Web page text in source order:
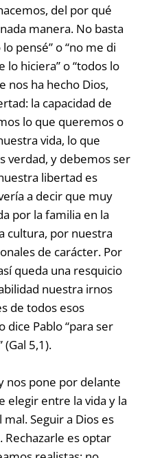
del por qué
manera. No basta
pensé” o “no me di
lo hiciera” o “todos lo
nos ha hecho Dios,
la capacidad de
lo que queremos o
vida, lo que
verdad, y debemos ser
libertad es
a decir que muy
por la familia en la
cultura, por nuestra
de carácter. Por
queda una resquicio
nuestra irnos
de todos esos
dice Pablo “para ser
5,1).
nos pone por delante
elegir entre la vida y la
Seguir a Dios es
Rechazarle es optar